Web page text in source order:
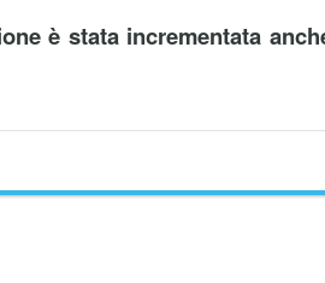
è stata incrementata